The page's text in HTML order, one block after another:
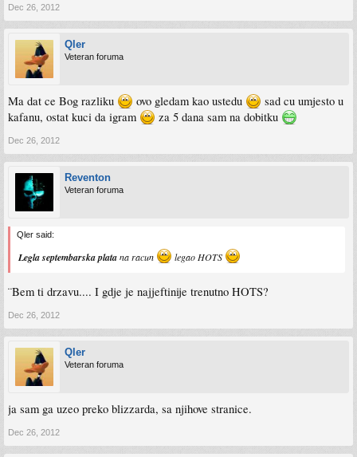
Dec 26, 2012
Qler
Veteran foruma
Ma dat ce Bog razliku ovo gledam kao ustedu
sad cu umjesto u
kafanu, ostat kuci da igram
za 5 dana sam na dobitku
Dec 26, 2012
Reventon
Veteran foruma
Qler said:
Legla septembarska platana racun legao HOTS
¨Bem ti drzavu.... I gdje je najjeftinije trenutno HOTS?
Dec 26, 2012
Qler
Veteran foruma
ja sam ga uzeo preko blizzarda, sa njihove stranice.
Dec 26, 2012